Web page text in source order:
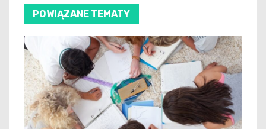
POWIĄZANE TEMATY